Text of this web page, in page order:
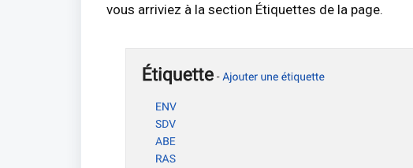
vous arriviez à la section Étiquettes de la page.